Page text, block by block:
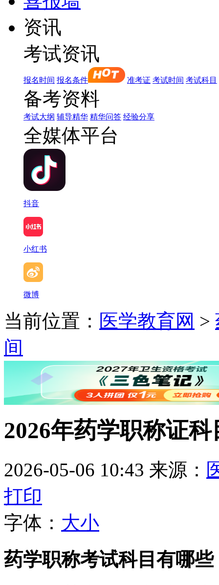
资讯
考试资讯
报名时间 报名条件 准考证 考试时间 考试科目
备考资料
考试大纲 辅导精华 精华问答 经验分享
全媒体平台
抖音
小红书
微博
当前位置： 医学教育网 >
间
2026年药学职称证
2026-05-06 10:43 来源：
打印
字体： 大小
药学职称考试科目有哪些